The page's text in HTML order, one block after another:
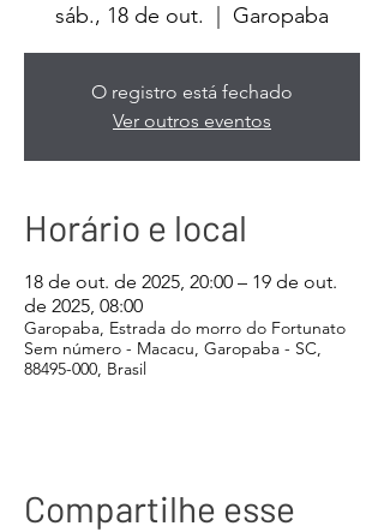
sáb., 18 de out. Garopaba
O registro está fechado
Ver outros eventos
Horário e local
18 de out. de 2025, 20:00 – 19 de out.
de 2025, 08:00
Garopaba, Estrada do morro do Fortunato
Sem número - Macacu, Garopaba - SC,
88495-000, Brasil
Compartilhe esse